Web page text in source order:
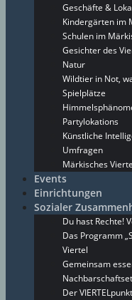
Geschäfte &
Kindergärten im
Schulen im
Gesichter des
Natur
Wildtier in Not,
Spielplätze
Partylokations
Künstliche
Umfragen
Märkisches
Events
Einrichtungen
Sozialer
Du hast Rechte!
Das Programm
Viertel
Gemeinsam
Der